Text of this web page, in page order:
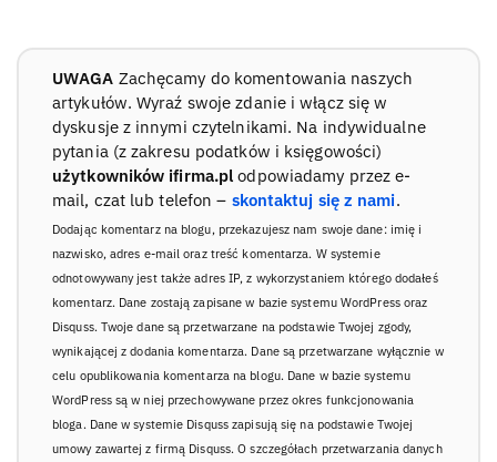
UWAGA Zachęcamy do komentowania naszych
artykułów. Wyraź swoje zdanie i włącz się w
dyskusje z innymi czytelnikami. Na indywidualne
pytania (z zakresu podatków i księgowości)
użytkowników ifirma.pl odpowiadamy przez e-
mail, czat lub telefon – skontaktuj się z nami.
Dodając komentarz na blogu, przekazujesz nam swoje dane: imię i
nazwisko, adres e-mail oraz treść komentarza. W systemie
odnotowywany jest także adres IP, z wykorzystaniem którego dodałeś
komentarz. Dane zostają zapisane w bazie systemu WordPress oraz
Disquss. Twoje dane są przetwarzane na podstawie Twojej zgody,
wynikającej z dodania komentarza. Dane są przetwarzane wyłącznie w
celu opublikowania komentarza na blogu. Dane w bazie systemu
WordPress są w niej przechowywane przez okres funkcjonowania
bloga. Dane w systemie Disquss zapisują się na podstawie Twojej
umowy zawartej z firmą Disquss. O szczegółach przetwarzania danych